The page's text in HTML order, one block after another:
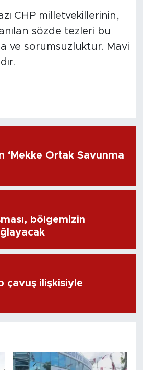
CHP milletvekillerinin,
sözde tezleri bu
ve sorumsuzluktur. Mavi
‘Mekke Ortak Savunma
bölgemizin
çavuş ilişkisiyle